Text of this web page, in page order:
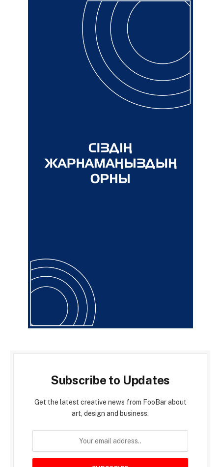
Subscribe to Updates
Get the latest creative news from FooBar about
art, design and business.